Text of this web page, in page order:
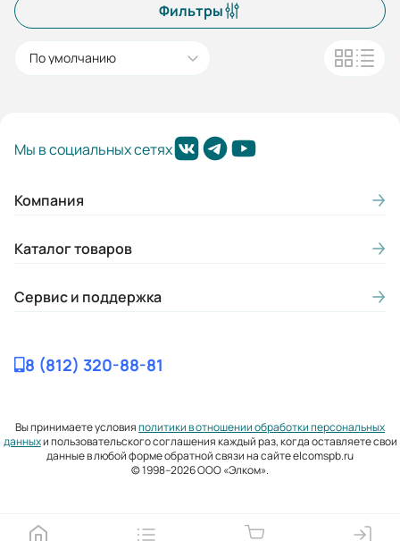
Фильтры
По умолчанию
Мы в социальных сетях
Компания
Каталог товаров
Сервис и поддержка
8 (812) 320-88-81
Вы принимаете условияполитики в отношении обработки персональных
данныхи пользовательского соглашения каждый раз, когда оставляете свои
данные в любой форме обратной связи на сайте elcomspb.ru
© 1998–2026 ООО «Элком».